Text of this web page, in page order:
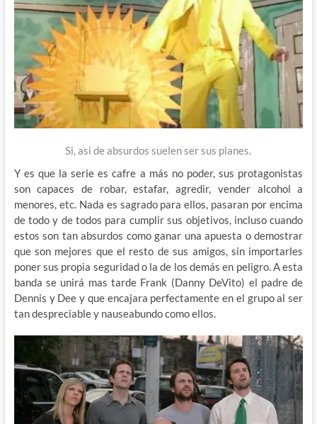
Si, asi de absurdos suelen ser sus planes.
Y es que la serie es cafre a más no poder, sus protagonistas
son capaces de robar, estafar, agredir, vender alcohol a
menores, etc. Nada es sagrado para ellos, pasaran por encima
de todo y de todos para cumplir sus objetivos, incluso cuando
estos son tan absurdos como ganar una apuesta o demostrar
que son mejores que el resto de sus amigos, sin importarles
poner sus propia seguridad o la de los demás en peligro. A esta
banda se unirá mas tarde Frank (Danny DeVito) el padre de
Dennis y Dee y que encajara perfectamente en el grupo al ser
tan despreciable y nauseabundo como ellos.